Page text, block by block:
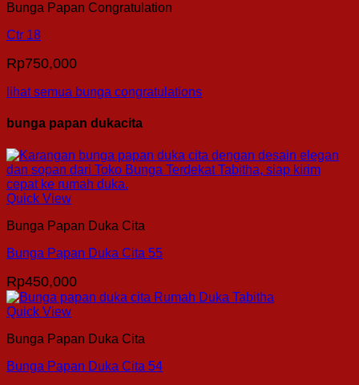
Bunga Papan Congratulation
Ctr 18
Rp750,000
lihat semua bunga congratulations
bunga papan dukacita
Quick View
Bunga Papan Duka Cita
Bunga Papan Duka Cita 55
Rp450,000
Quick View
Bunga Papan Duka Cita
Bunga Papan Duka Cita 54